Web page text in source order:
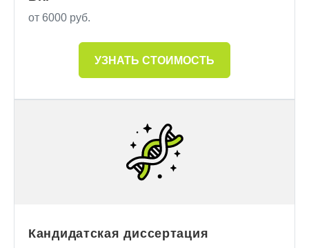
от 6000 руб.
УЗНАТЬ СТОИМОСТЬ
Кандидатская диссертация